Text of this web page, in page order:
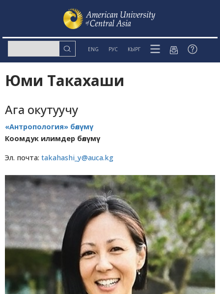
ENG РУС КЫРГ
Юми Такахаши
Ага окутуучу
«Антропология» бөлүмү
Коомдук илимдер бөлүмү
Эл. почта: takahashi_y@auca.kg